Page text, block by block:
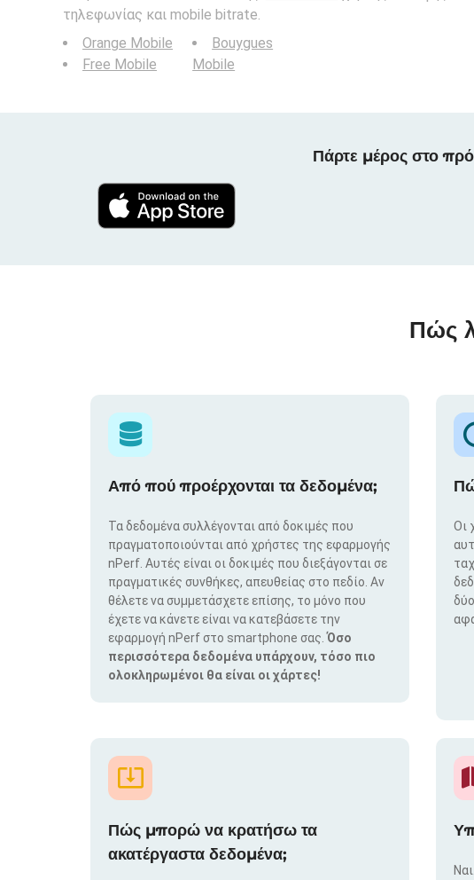
τηλεφωνίας και mobile bitrate.
Orange Mobile
Free Mobile
Bouygues
Mobile
Πάρτε μέρος στο
Πώς
Από πού προέρχονται τα δεδομένα;
Τα δεδομένα συλλέγονται από δοκιμές που
πραγματοποιούνται από χρήστες της εφαρμογής
nPerf. Αυτές είναι οι δοκιμές που διεξάγονται σε
πραγματικές συνθήκες, απευθείας στο πεδίο. Αν
θέλετε να συμμετάσχετε επίσης, το μόνο που
έχετε να κάνετε είναι να κατεβάσετε την
εφαρμογή nPerf στο smartphone σας.Όσο
περισσότερα δεδομένα υπάρχουν, τόσο πιο
ολοκληρωμένοι θα είναι οι χάρτες!
Οι
Πώς μπορώ να κρατήσω τα
ακατέργαστα δεδομένα;